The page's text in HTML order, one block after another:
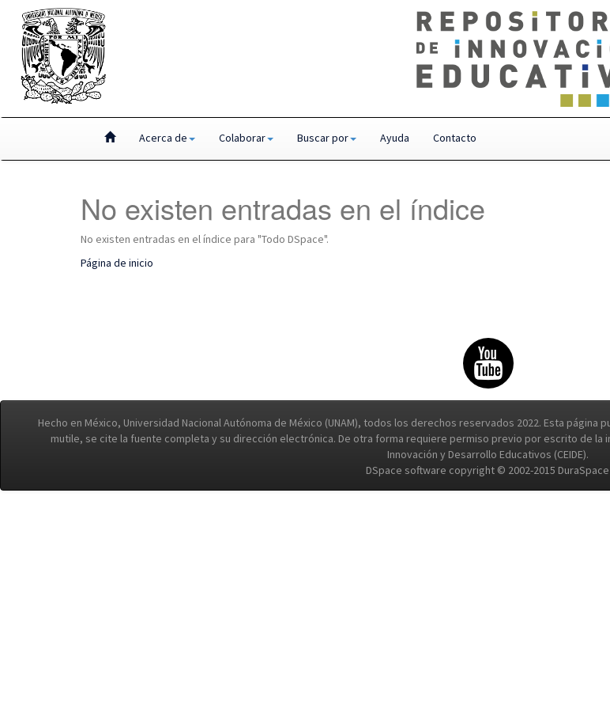
Acerca de Colaborar Buscar por Ayuda Contacto
No existen entradas en el índice
No existen entradas en el índice para "Todo DSpace".
Página de inicio
Hecho en México, Universidad Nacional Autónoma de México (UNAM), todos los derechos reservados 2022. Esta
mutile, se cite la fuente completa y su dirección electrónica. De otra forma requiere permiso previo por escrito de la
Innovación y Desarrollo Educativos (CEIDE).
DSpace software copyright © 2002-2015 DuraSpace